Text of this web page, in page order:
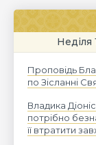
Неділя
Проповідь
по Зісланні
Владика
потрібно
її втратити